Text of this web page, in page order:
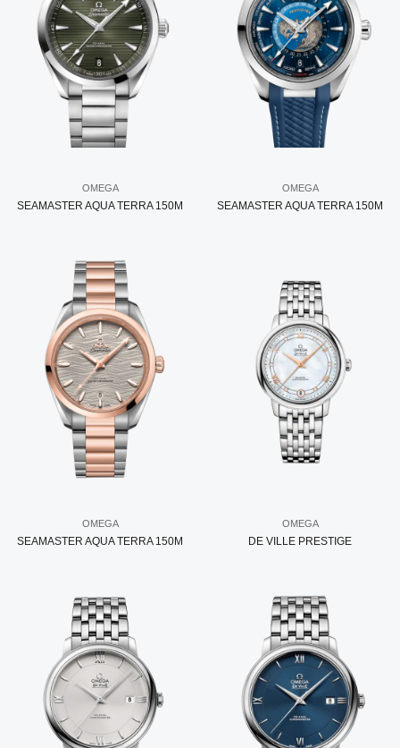
OMEGA
SEAMASTER AQUA TERRA 150M
OMEGA
SEAMASTER AQUA TERRA 150M
OMEGA
SEAMASTER AQUA TERRA 150M
OMEGA
DE VILLE PRESTIGE